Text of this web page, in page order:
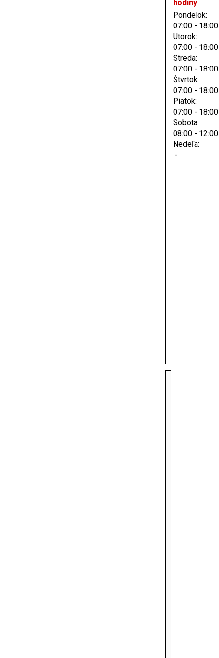
hodiny
Pondelok:
07:00 - 18:00
Utorok:
07:00 - 18:00
Streda:
07:00 - 18:00
Štvrtok:
07:00 - 18:00
Piatok:
07:00 - 18:00
Sobota:
08:00 - 12:00
Nedeľa:
-